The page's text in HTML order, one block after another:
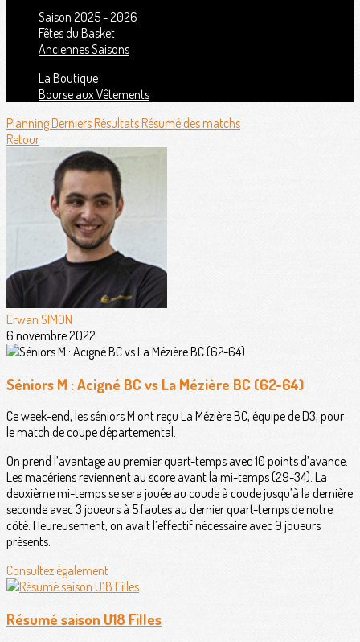
Saison 2025 - 2026
Fêtes du Basket
Anciennes Saisons
La Boutique
Bourse aux Vêtements
PlanningDerniers RésultatsRésumé des matchs
Retour
Erwan SIMON
6 novembre 2022
Séniors M : Acigné BC vs La Mézière BC (62-64)
Ce week-end, les séniors M ont reçu La Mézière BC, équipe de D3, pour
le match de coupe départemental.
On prend l’avantage au premier quart-temps avec 10 points d’avance.
Les macériens reviennent au score avant la mi-temps (29-34). La
deuxième mi-temps se sera jouée au coude à coude jusqu’à la dernière
seconde avec 3 joueurs à 5 fautes au dernier quart-temps de notre
côté. Heureusement, on avait l’effectif nécessaire avec 9 joueurs
présents.
Consultez également
Résumé saison U18 Filles